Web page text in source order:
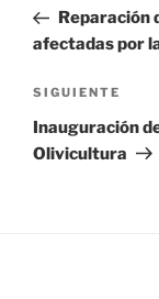
entradas
anterior:
Reparación
afectadas por
Siguiente
entrada
SIGUIENTE
Inauguración
Olivicultura